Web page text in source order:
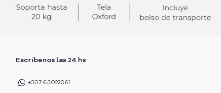
Escríbenos las 24 hs
+507 63022061